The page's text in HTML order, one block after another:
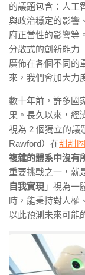
的議題包含：人工
與政治穩定的影響
府正當性的影響等
分散式的創新能力
廣佈在各個不同的
來，我們會加大力
數十年前，許多國
果。長久以來，經
視為 2 個獨立的議
Rawford）在甜甜
複雜的體系中沒有
重要挑戰之一，就
自我實現 」視為一
時，能秉持對人權
以此預測未來可能